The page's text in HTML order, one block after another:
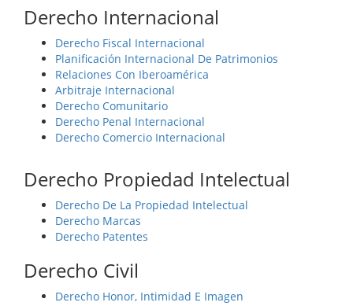
Derecho Internacional
Derecho Fiscal Internacional
Planificación Internacional De Patrimonios
Relaciones Con Iberoamérica
Arbitraje Internacional
Derecho Comunitario
Derecho Penal Internacional
Derecho Comercio Internacional
Derecho Propiedad Intelectual
Derecho De La Propiedad Intelectual
Derecho Marcas
Derecho Patentes
Derecho Civil
Derecho Honor, Intimidad E Imagen